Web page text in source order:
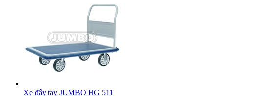
Xe đẩy tay JUMBO HG 511